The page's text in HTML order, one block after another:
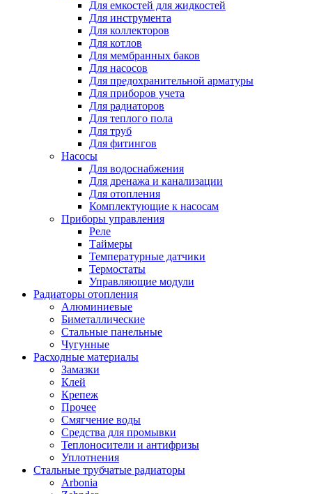
Для емкостей для жидкостей
Для инструмента
Для коллекторов
Для котлов
Для мембранных баков
Для насосов
Для предохранительной арматуры
Для приборов учета
Для радиаторов
Для теплого пола
Для труб
Для фитингов
Насосы
Для водоснабжения
Для дренажа и канализации
Для отопления
Комплектующие к насосам
Приборы управления
Реле
Таймеры
Температурные датчики
Термостаты
Управляющие модули
Радиаторы отопления
Алюминиевые
Биметаллические
Стальные панельные
Чугунные
Расходные материалы
Замазки
Клей
Крепеж
Прочее
Смягчение воды
Средства для промывки
Теплоносители и антифризы
Уплотнения
Стальные трубчатые радиаторы
Arbonia